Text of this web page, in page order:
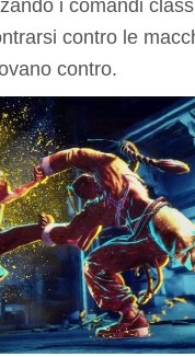
i comandi
contro le
contro.